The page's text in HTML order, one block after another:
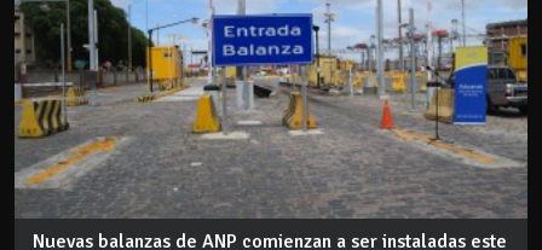
Nuevas balanzas de ANP comienzan a ser instaladas este